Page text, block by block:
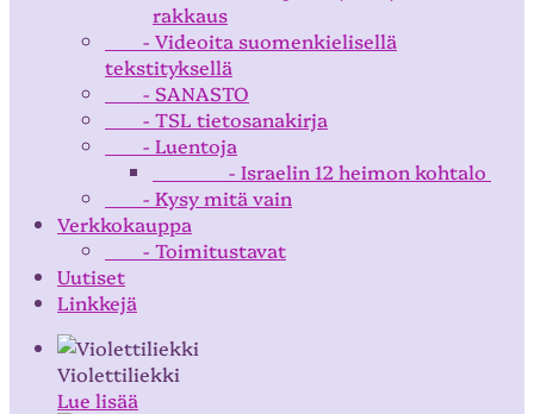
rakkaus
- Videoita suomenkielisellä
tekstityksellä
- SANASTO
- TSL tietosanakirja
- Luentoja
- Israelin 12 heimon kohtalo
- Kysy mitä vain
Verkkokauppa
- Toimitustavat
Uutiset
Linkkejä
Violettiliekki
Lue lisää